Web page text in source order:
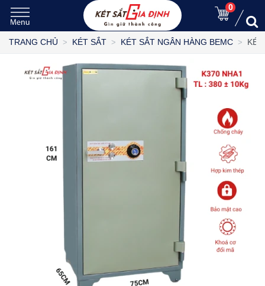
0
TRANG CHỦ KÉT SẮT KÉT SẮT NGÂN HÀNG BEMC